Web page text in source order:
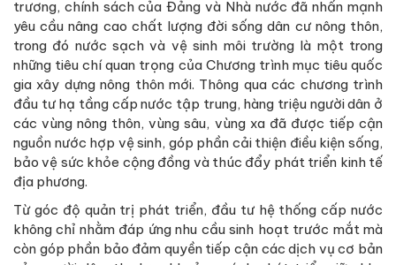
trương, chính sách của Đảng và Nhà nước đã nhấn mạnh
yêu cầu nâng cao chất lượng đời sống dân cư nông thôn,
trong đó nước sạch và vệ sinh môi trường là một trong
những tiêu chí quan trọng của Chương trình mục tiêu quốc
gia xây dựng nông thôn mới. Thông qua các chương trình
đầu tư hạ tầng cấp nước tập trung, hàng triệu người dân ở
các vùng nông thôn, vùng sâu, vùng xa đã được tiếp cận
nguồn nước hợp vệ sinh, góp phần cải thiện điều kiện sống,
bảo vệ sức khỏe cộng đồng và thúc đẩy phát triển kinh tế
địa phương.
Từ góc độ quản trị phát triển, đầu tư hệ thống cấp nước
không chỉ nhằm đáp ứng nhu cầu sinh hoạt trước mắt mà
còn góp phần bảo đảm quyền tiếp cận các dịch vụ cơ bản